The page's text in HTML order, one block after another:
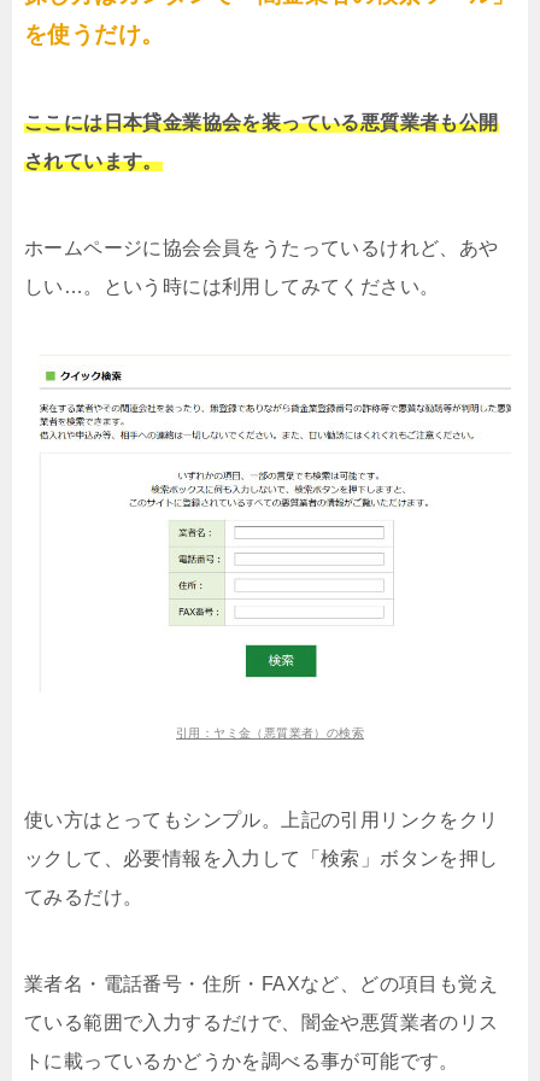
を使うだけ。
ここには日本貸金業協会を装っている悪質業者も公開
されています。
ホームページに協会会員をうたっているけれど、あや
しい…。という時には利用してみてください。
引用：ヤミ金（悪質業者）の検索
使い方はとってもシンプル。上記の引用リンクをクリ
ックして、必要情報を入力して「検索」ボタンを押し
てみるだけ。
業者名・電話番号・住所・FAXなど、どの項目も覚え
ている範囲で入力するだけで、闇金や悪質業者のリス
トに載っているかどうかを調べる事が可能です。